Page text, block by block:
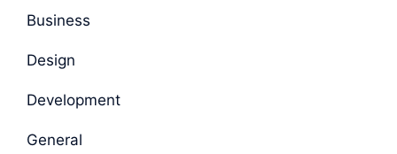
Business
Design
Development
General